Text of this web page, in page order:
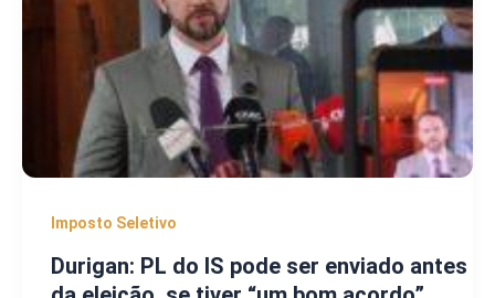
Imposto Seletivo
Durigan: PL do IS pode ser enviado antes